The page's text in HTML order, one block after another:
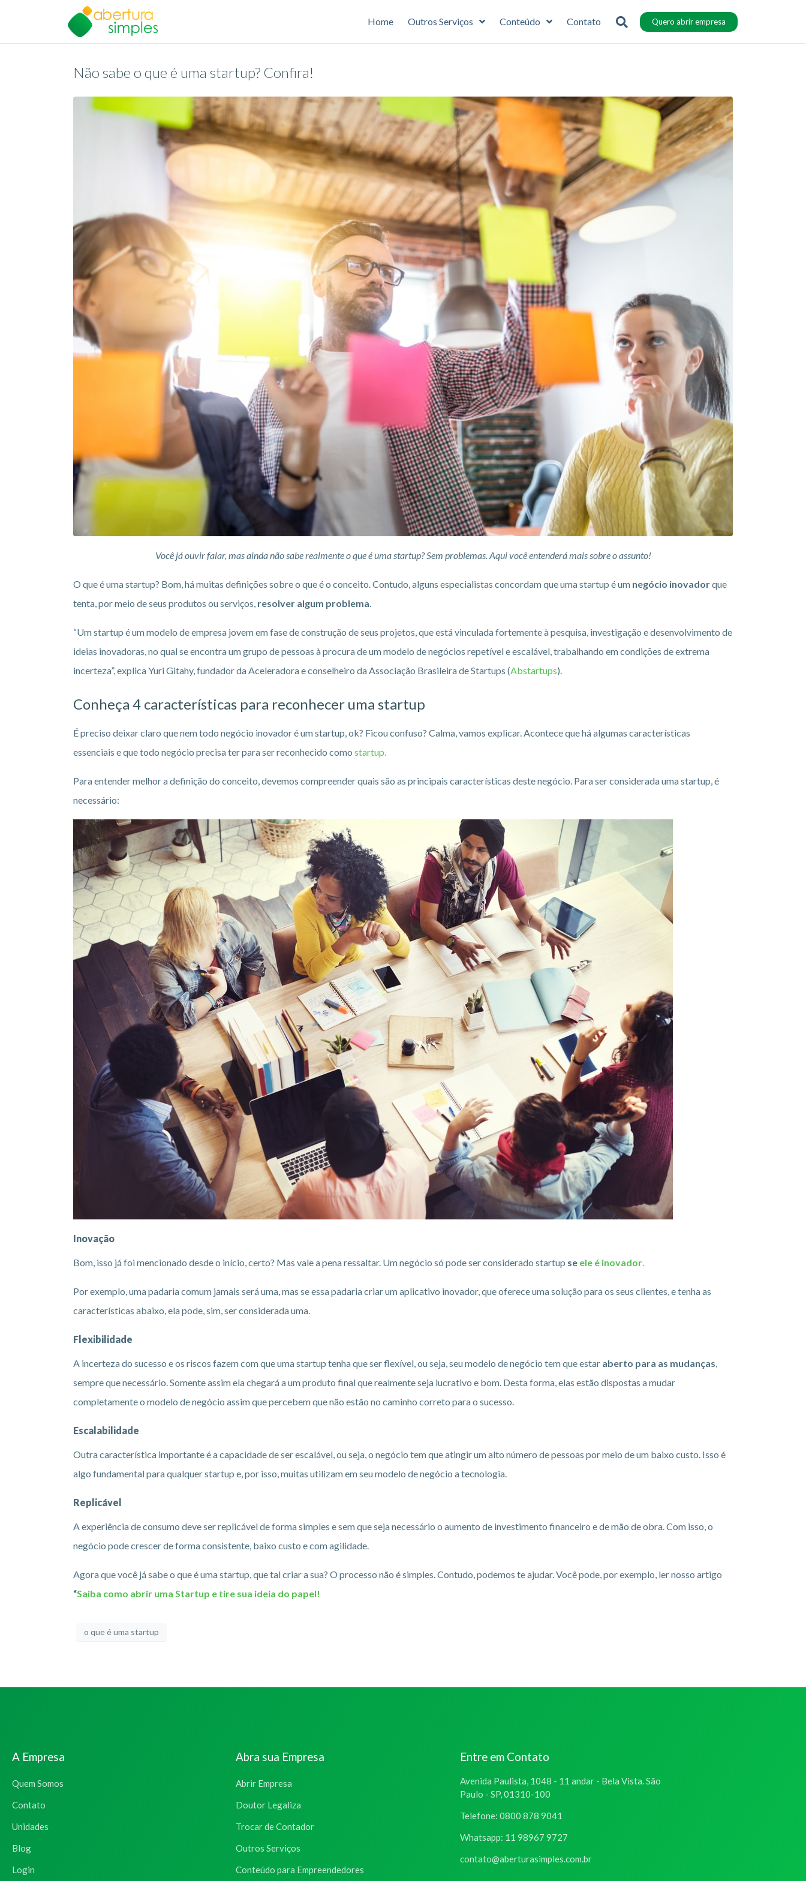
Home Outros Serviços Conteúdo Contato Quero abrir empresa
Não sabe o que é uma startup? Confira!
Você já ouvir falar, mas ainda não sabe realmente o que é uma startup? Sem problemas. Aqui você entenderá mais sobre o assunto!
O que é uma startup? Bom, há muitas definições sobre o que é o conceito. Contudo, alguns especialistas concordam que uma startup é um negócio inovadorque
tenta, por meio de seus produtos ou serviços, resolver algum problema.
“Um startup é um modelo de empresa jovem em fase de construção de seus projetos, que está vinculada fortemente à pesquisa, investigação e desenvolvimento de
ideias inovadoras, no qual se encontra um grupo de pessoas à procura de um modelo de negócios repetível e escalável, trabalhando em condições de extrema
incerteza”, explica Yuri Gitahy, fundador da Aceleradora e conselheiro da Associação Brasileira de Startups (Abstartups).
Conheça 4 características para reconhecer uma startup
É preciso deixar claro que nem todo negócio inovador é um startup, ok? Ficou confuso? Calma, vamos explicar. Acontece que há algumas características
essenciais e que todo negócio precisa ter para ser reconhecido como startup.
Para entender melhor a definição do conceito, devemos compreender quais são as principais características deste negócio. Para ser considerada uma startup, é
necessário:
Inovação
Bom, isso já foi mencionado desde o início, certo? Mas vale a pena ressaltar. Um negócio só pode ser considerado startup se ele é inovador.
Por exemplo, uma padaria comum jamais será uma, mas se essa padaria criar um aplicativo inovador, que oferece uma solução para os seus clientes, e tenha as
características abaixo, ela pode, sim, ser considerada uma.
Flexibilidade
A incerteza do sucesso e os riscos fazem com que uma startup tenha que ser flexível, ou seja, seu modelo de negócio tem que estar aberto para as mudanças,
sempre que necessário. Somente assim ela chegará a um produto final que realmente seja lucrativo e bom. Desta forma, elas estão dispostas a mudar
completamente o modelo de negócio assim que percebem que não estão no caminho correto para o sucesso.
Escalabilidade
Outra característica importante é a capacidade de ser escalável, ou seja, o negócio tem que atingir um alto número de pessoas por meio de um baixo custo. Isso é
algo fundamental para qualquer startup e, por isso, muitas utilizam em seu modelo de negócio a tecnologia.
Replicável
A experiência de consumo deve ser replicável de forma simples e sem que seja necessário o aumento de investimento financeiro e de mão de obra. Com isso, o
negócio pode crescer de forma consistente, baixo custo e com agilidade.
Agora que você já sabe o que é uma startup, que tal criar a sua? O processo não é simples. Contudo, podemos te ajudar. Você pode, por exemplo, ler nosso artigo
“Saiba como abrir uma Startup e tire sua ideia do papel!
o que é uma startup
A Empresa
Quem Somos
Contato
Unidades
Blog
Login
Abra sua Empresa
Abrir Empresa
Doutor Legaliza
Trocar de Contador
Outros Serviços
Conteúdo para Empreendedores
Entre em Contato
Avenida Paulista, 1048 - 11 andar - Bela Vista. São
Paulo - SP, 01310-100
Telefone: 0800 878 9041
Whatsapp: 11 98967 9727
contato@aberturasimples.com.br